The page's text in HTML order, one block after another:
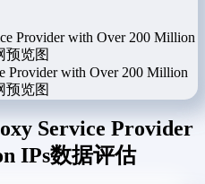
Provider with Over 200 Million
预览图
Service Provider
IPs数据评估